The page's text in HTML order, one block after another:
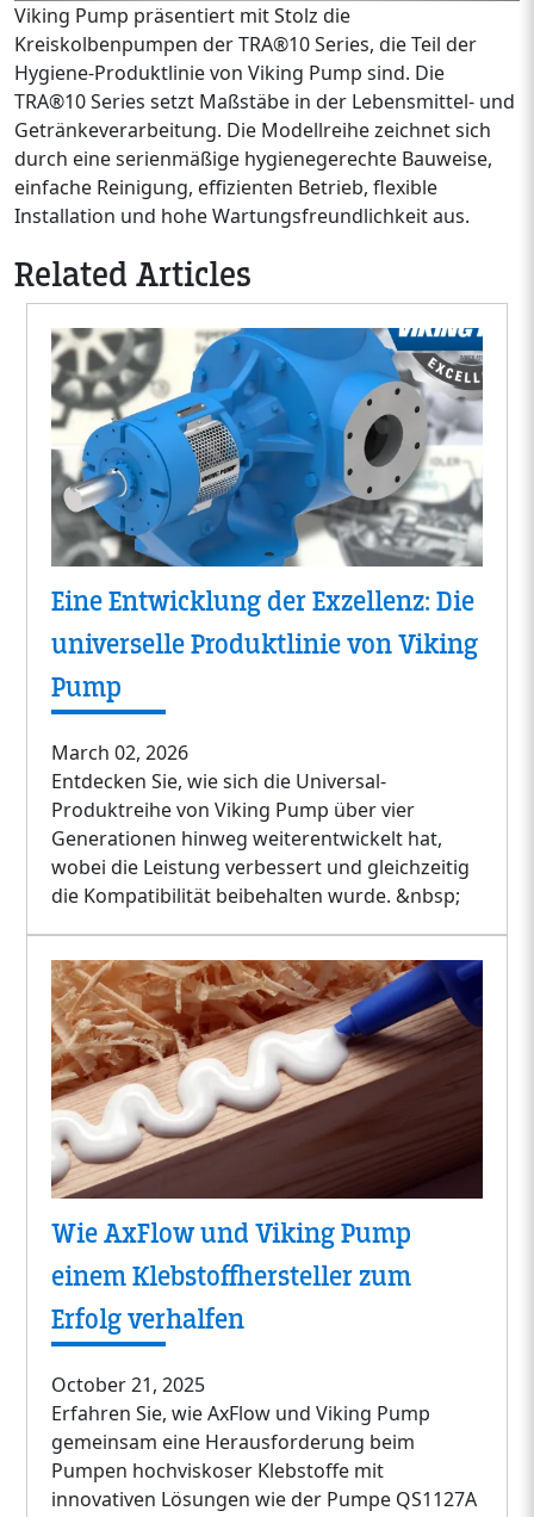
Viking Pump präsentiert mit Stolz die
Kreiskolbenpumpen der TRA®10 Series, die Teil der
Hygiene-Produktlinie von Viking Pump sind. Die
TRA®10 Series setzt Maßstäbe in der Lebensmittel- und
Getränkeverarbeitung. Die Modellreihe zeichnet sich
durch eine serienmäßige hygienegerechte Bauweise,
einfache Reinigung, effizienten Betrieb, flexible
Installation und hohe Wartungsfreundlichkeit aus.
Related Articles
Eine Entwicklung der Exzellenz: Die
universelle Produktlinie von Viking
Pump
March 02, 2026
Entdecken Sie, wie sich die Universal-
Produktreihe von Viking Pump über vier
Generationen hinweg weiterentwickelt hat,
wobei die Leistung verbessert und gleichzeitig
die Kompatibilität beibehalten wurde. &nbsp;
Wie AxFlow und Viking Pump
einem Klebstoffhersteller zum
Erfolg verhalfen
October 21, 2025
Erfahren Sie, wie AxFlow und Viking Pump
gemeinsam eine Herausforderung beim
Pumpen hochviskoser Klebstoffe mit
innovativen Lösungen wie der Pumpe QS1127A